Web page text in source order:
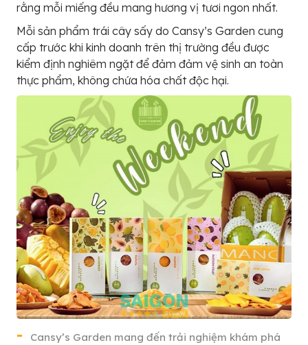
rằng mỗi miếng đều mang hương vị tươi ngon nhất.
Mỗi sản phẩm trái cây sấy do Cansy’s Garden cung
cấp trước khi kinh doanh trên thị trường đều được
kiểm định nghiêm ngặt để đảm đảm vệ sinh an toàn
thực phẩm, không chứa hóa chất độc hại.
Cansy’s Garden mang đến trải nghiệm khám phá